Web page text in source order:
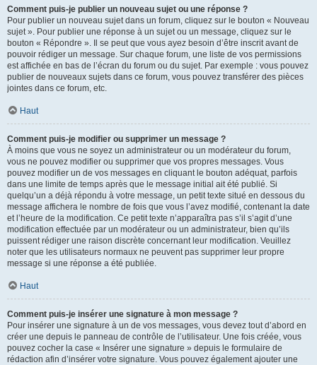
Comment puis-je publier un nouveau sujet ou une réponse ?
Pour publier un nouveau sujet dans un forum, cliquez sur le bouton « Nouveau
sujet ». Pour publier une réponse à un sujet ou un message, cliquez sur le
bouton « Répondre ». Il se peut que vous ayez besoin d’être inscrit avant de
pouvoir rédiger un message. Sur chaque forum, une liste de vos permissions
est affichée en bas de l’écran du forum ou du sujet. Par exemple : vous pouvez
publier de nouveaux sujets dans ce forum, vous pouvez transférer des pièces
jointes dans ce forum, etc.
Haut
Comment puis-je modifier ou supprimer un message ?
À moins que vous ne soyez un administrateur ou un modérateur du forum,
vous ne pouvez modifier ou supprimer que vos propres messages. Vous
pouvez modifier un de vos messages en cliquant le bouton adéquat, parfois
dans une limite de temps après que le message initial ait été publié. Si
quelqu’un a déjà répondu à votre message, un petit texte situé en dessous du
message affichera le nombre de fois que vous l’avez modifié, contenant la date
et l’heure de la modification. Ce petit texte n’apparaîtra pas s’il s’agit d’une
modification effectuée par un modérateur ou un administrateur, bien qu’ils
puissent rédiger une raison discrète concernant leur modification. Veuillez
noter que les utilisateurs normaux ne peuvent pas supprimer leur propre
message si une réponse a été publiée.
Haut
Comment puis-je insérer une signature à mon message ?
Pour insérer une signature à un de vos messages, vous devez tout d’abord en
créer une depuis le panneau de contrôle de l’utilisateur. Une fois créée, vous
pouvez cocher la case « Insérer une signature » depuis le formulaire de
rédaction afin d’insérer votre signature. Vous pouvez également ajouter une